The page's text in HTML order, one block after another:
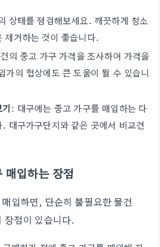
상태를 점검해보세요. 깨끗하게 청소
제거하는 것이 좋습니다.
의 중고 가구 가격을 조사하여 가격을
가의 협상에도 큰 도움이 될 수 있습니
: 대구에는 중고 가구를 매입하는 다
대구가구단지와 같은 곳에서 비교견
매입하는 장점
입하면, 단순히 불필요한 물건
장점이 있습니다.